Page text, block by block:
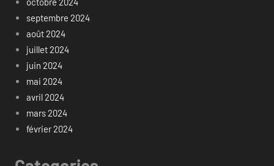
septembre 2024
août 2024
juillet 2024
juin 2024
mai 2024
avril 2024
mars 2024
février 2024